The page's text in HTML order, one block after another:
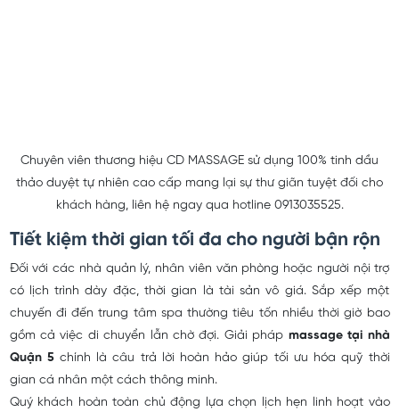
Chuyên viên thương hiệu CD MASSAGE sử dụng 100% tinh dầu
thảo duyệt tự nhiên cao cấp mang lại sự thư giãn tuyệt đối cho
khách hàng, liên hệ ngay qua hotline 0913035525.
Tiết kiệm thời gian tối đa cho người bận rộn
Đối với các nhà quản lý, nhân viên văn phòng hoặc người nội trợ
có lịch trình dày đặc, thời gian là tài sản vô giá. Sắp xếp một
chuyến đi đến trung tâm spa thường tiêu tốn nhiều thời giờ bao
gồm cả việc di chuyển lẫn chờ đợi. Giải pháp massage tại nhà
Quận 5chính là câu trả lời hoàn hảo giúp tối ưu hóa quỹ thời
gian cá nhân một cách thông minh.
Quý khách hoàn toàn chủ động lựa chọn lịch hẹn linh hoạt vào